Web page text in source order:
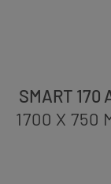
SMART 170
1700 X 750